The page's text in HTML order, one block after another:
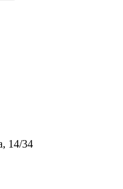
14/34